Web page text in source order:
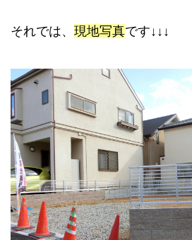
それでは、 現地写真です↓↓↓